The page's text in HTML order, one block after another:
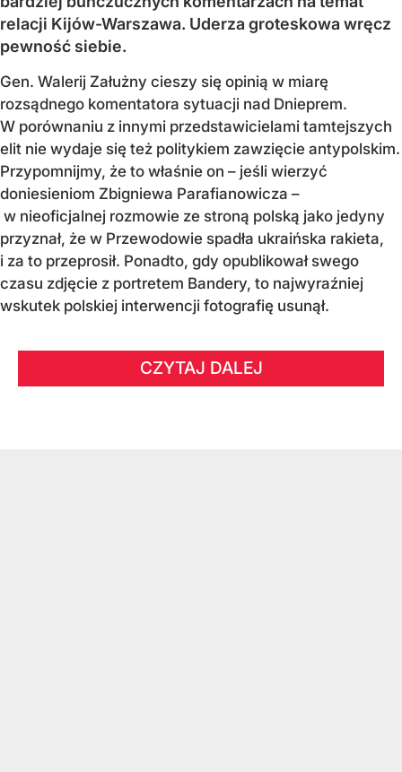
relacji Kijów-Warszawa. Uderza groteskowa wręcz
pewność siebie.
Gen. Walerij Załużny cieszy się opinią w miarę
rozsądnego komentatora sytuacji nad Dnieprem.
W porównaniu z innymi przedstawicielami tamtejszych
elit nie wydaje się też politykiem zawzięcie antypolskim.
Przypomnijmy, że to właśnie on – jeśli wierzyć
doniesieniom Zbigniewa Parafianowicza –
w nieoficjalnej rozmowie ze stroną polską jako jedyny
przyznał, że w Przewodowie spadła ukraińska rakieta,
i za to przeprosił. Ponadto, gdy opublikował swego
czasu zdjęcie z portretem Bandery, to najwyraźniej
wskutek polskiej interwencji fotografię usunął.
CZYTAJ DALEJ